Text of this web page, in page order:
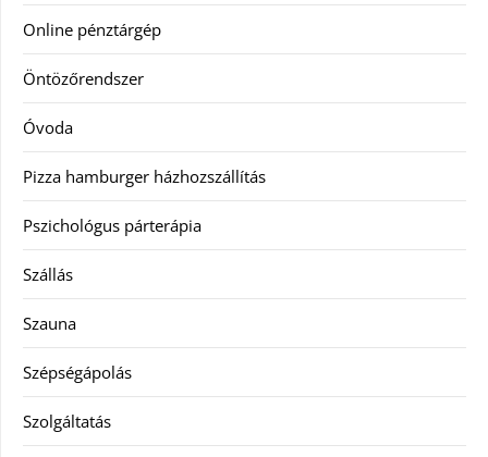
Online pénztárgép
Öntözőrendszer
Óvoda
Pizza hamburger házhozszállítás
Pszichológus párterápia
Szállás
Szauna
Szépségápolás
Szolgáltatás